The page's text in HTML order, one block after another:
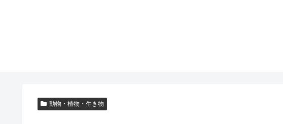
動物・植物・生き物